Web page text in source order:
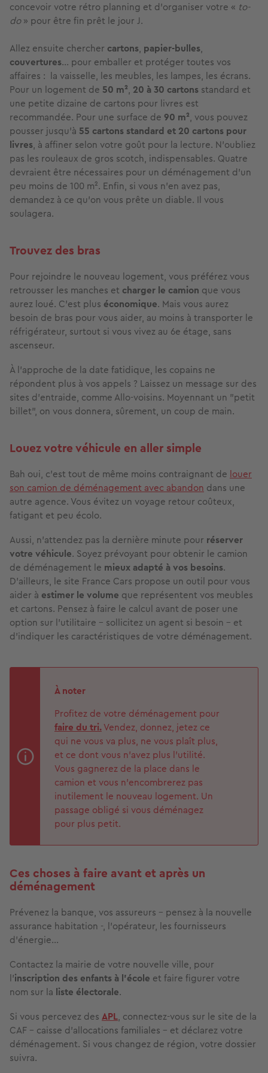
concevoir votre rétro planning et d'organiser votre « to-
do» pour être fin prêt le jour J.
Allez ensuite chercher cartons, papier-bulles,
couvertures... pour emballer et protéger toutes vos
affaires : la vaisselle, les meubles, les lampes, les écrans.
Pour un logement de 50 m², 20 à 30 cartons standard et
une petite dizaine de cartons pour livres est
recommandée. Pour une surface de 90 m², vous pouvez
pousser jusqu'à 55 cartons standard et 20 cartons pour
livres, à affiner selon votre goût pour la lecture. N'oubliez
pas les rouleaux de gros scotch, indispensables. Quatre
devraient être nécessaires pour un déménagement d'un
peu moins de 100 m². Enfin, si vous n'en avez pas,
demandez à ce qu'on vous prête un diable. Il vous
soulagera.
Trouvez des bras
Pour rejoindre le nouveau logement, vous préférez vous
retrousser les manches et charger le camion que vous
aurez loué. C'est plus économique. Mais vous aurez
besoin de bras pour vous aider, au moins à transporter le
réfrigérateur, surtout si vous vivez au 6e étage, sans
ascenseur.
À l'approche de la date fatidique, les copains ne
répondent plus à vos appels ? Laissez un message sur des
sites d'entraide, comme Allo-voisins. Moyennant un "petit
billet", on vous donnera, sûrement, un coup de main.
Louez votre véhicule en aller simple
Bah oui, c’est tout de même moins contraignant de louer
son camion de déménagement avec abandon dans une
autre agence. Vous évitez un voyage retour coûteux,
fatigant et peu écolo.
Aussi, n’attendez pas la dernière minute pour réserver
votre véhicule. Soyez prévoyant pour obtenir le camion
de déménagement le mieux adapté à vos besoins.
D’ailleurs, le site France Cars propose un outil pour vous
aider à estimer le volume que représentent vos meubles
et cartons. Pensez à faire le calcul avant de poser une
option sur l’utilitaire - sollicitez un agent si besoin - et
d’indiquer les caractéristiques de votre déménagement.
À noter
Profitez de votre déménagement pour
faire du tri.Vendez, donnez, jetez ce
qui ne vous va plus, ne vous plaît plus,
et ce dont vous n'avez plus l'utilité.
Vous gagnerez de la place dans le
camion et vous n'encombrerez pas
inutilement le nouveau logement. Un
passage obligé si vous déménagez
pour plus petit.
Ces choses à faire avant et après un
déménagement
Prévenez la banque, vos assureurs - pensez à la nouvelle
assurance habitation -, l'opérateur, les fournisseurs
d'énergie...
Contactez la mairie de votre nouvelle ville, pour
l'inscription des enfants à l'école et faire figurer votre
nom sur la liste électorale.
Si vous percevez des APL, connectez-vous sur le site de la
CAF - caisse d’allocations familiales - et déclarez votre
déménagement. Si vous changez de région, votre dossier
suivra.